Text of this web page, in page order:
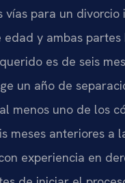
para un divorcio
y ambas
es de seis
un año de
menos uno de los
meses anteriores a
experiencia en